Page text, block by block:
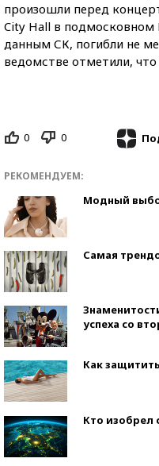
произошли перед
City Hall в подмосковном
данным СК, погибли не
ведомстве отметили,
0 0
РЕКОМЕНДУЕМ:
Модный
Самая
успеха со
Как
Кто изобрел